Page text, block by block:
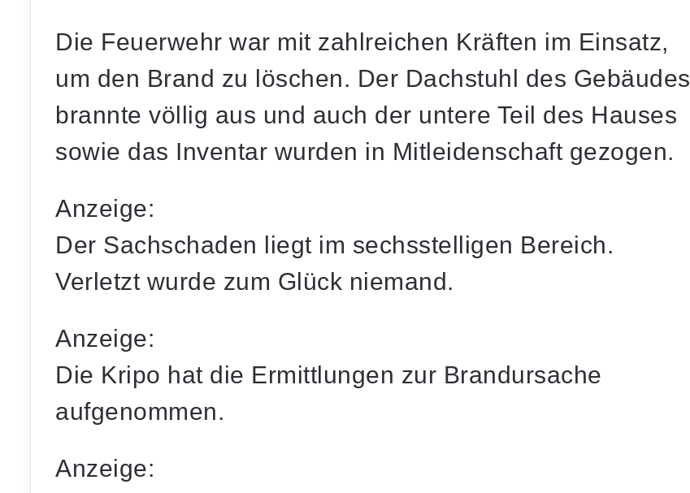
Die Feuerwehr war mit zahlreichen Kräften im Einsatz,
um den Brand zu löschen. Der Dachstuhl des Gebäudes
brannte völlig aus und auch der untere Teil des Hauses
sowie das Inventar wurden in Mitleidenschaft gezogen.
Anzeige:
Der Sachschaden liegt im sechsstelligen Bereich.
Verletzt wurde zum Glück niemand.
Anzeige:
Die Kripo hat die Ermittlungen zur Brandursache
aufgenommen.
Anzeige: